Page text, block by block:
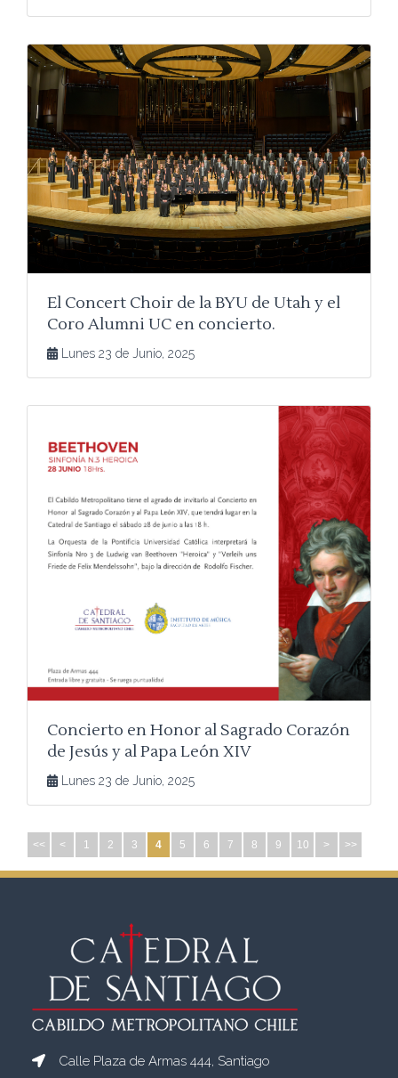
El Concert Choir de la BYU de Utah y el
Coro Alumni UC en concierto.
Lunes 23 de Junio, 2025
Concierto en Honor al Sagrado Corazón
de Jesús y al Papa León XIV
Lunes 23 de Junio, 2025
<< < 1 2 3 4 5 6 7 8 9 10 > >>
Calle Plaza de Armas 444, Santiago